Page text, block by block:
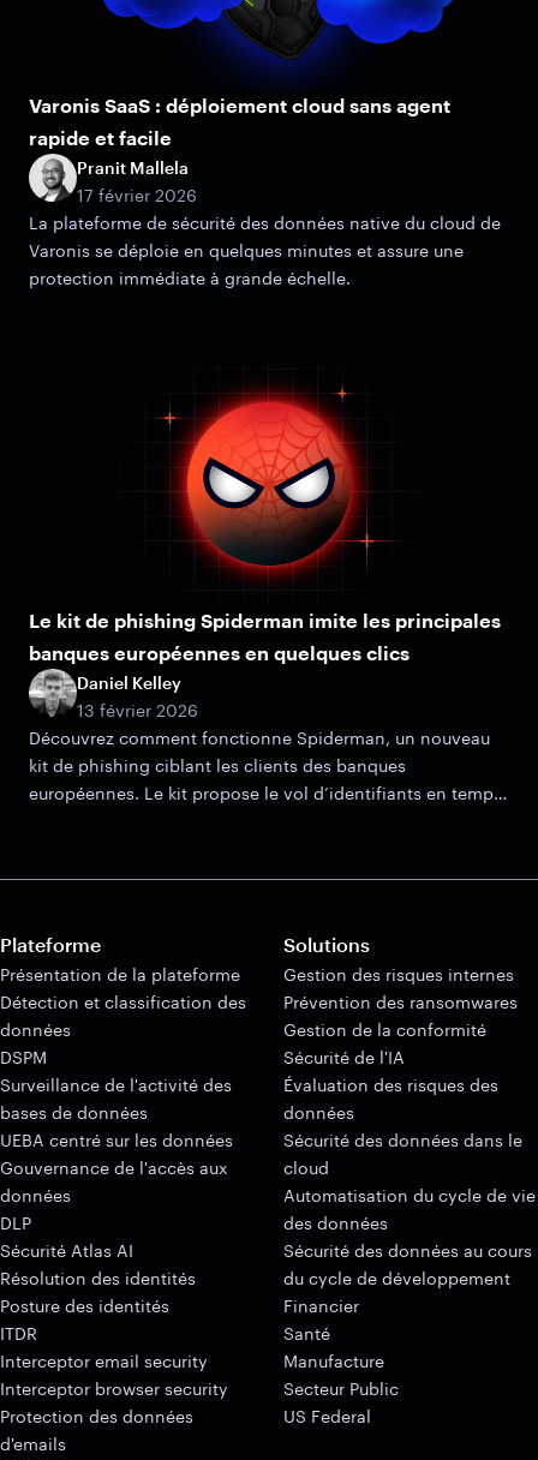
Varonis SaaS : déploiement cloud sans agent
rapide et facile
Pranit Mallela
17 février 2026
La plateforme de sécurité des données native du cloud de
Varonis se déploie en quelques minutes et assure une
protection immédiate à grande échelle.
Le kit de phishing Spiderman imite les principales
banques européennes en quelques clics
Daniel Kelley
13 février 2026
Découvrez comment fonctionne Spiderman, un nouveau
kit de phishing ciblant les clients des banques
européennes. Le kit propose le vol d’identifiants en temps
Plateforme
Présentation de la plateforme
Détection et classification des
données
DSPM
Surveillance de l'activité des
bases de données
UEBA centré sur les données
Gouvernance de l'accès aux
données
DLP
Sécurité Atlas AI
Résolution des identités
Posture des identités
ITDR
Interceptor email security
Interceptor browser security
Protection des données
d'emails
Solutions
Gestion des risques internes
Prévention des ransomwares
Gestion de la conformité
Sécurité de l'IA
Évaluation des risques des
données
Sécurité des données dans le
cloud
Automatisation du cycle de vie
des données
Sécurité des données au cours
du cycle de développement
Financier
Santé
Manufacture
Secteur Public
US Federal